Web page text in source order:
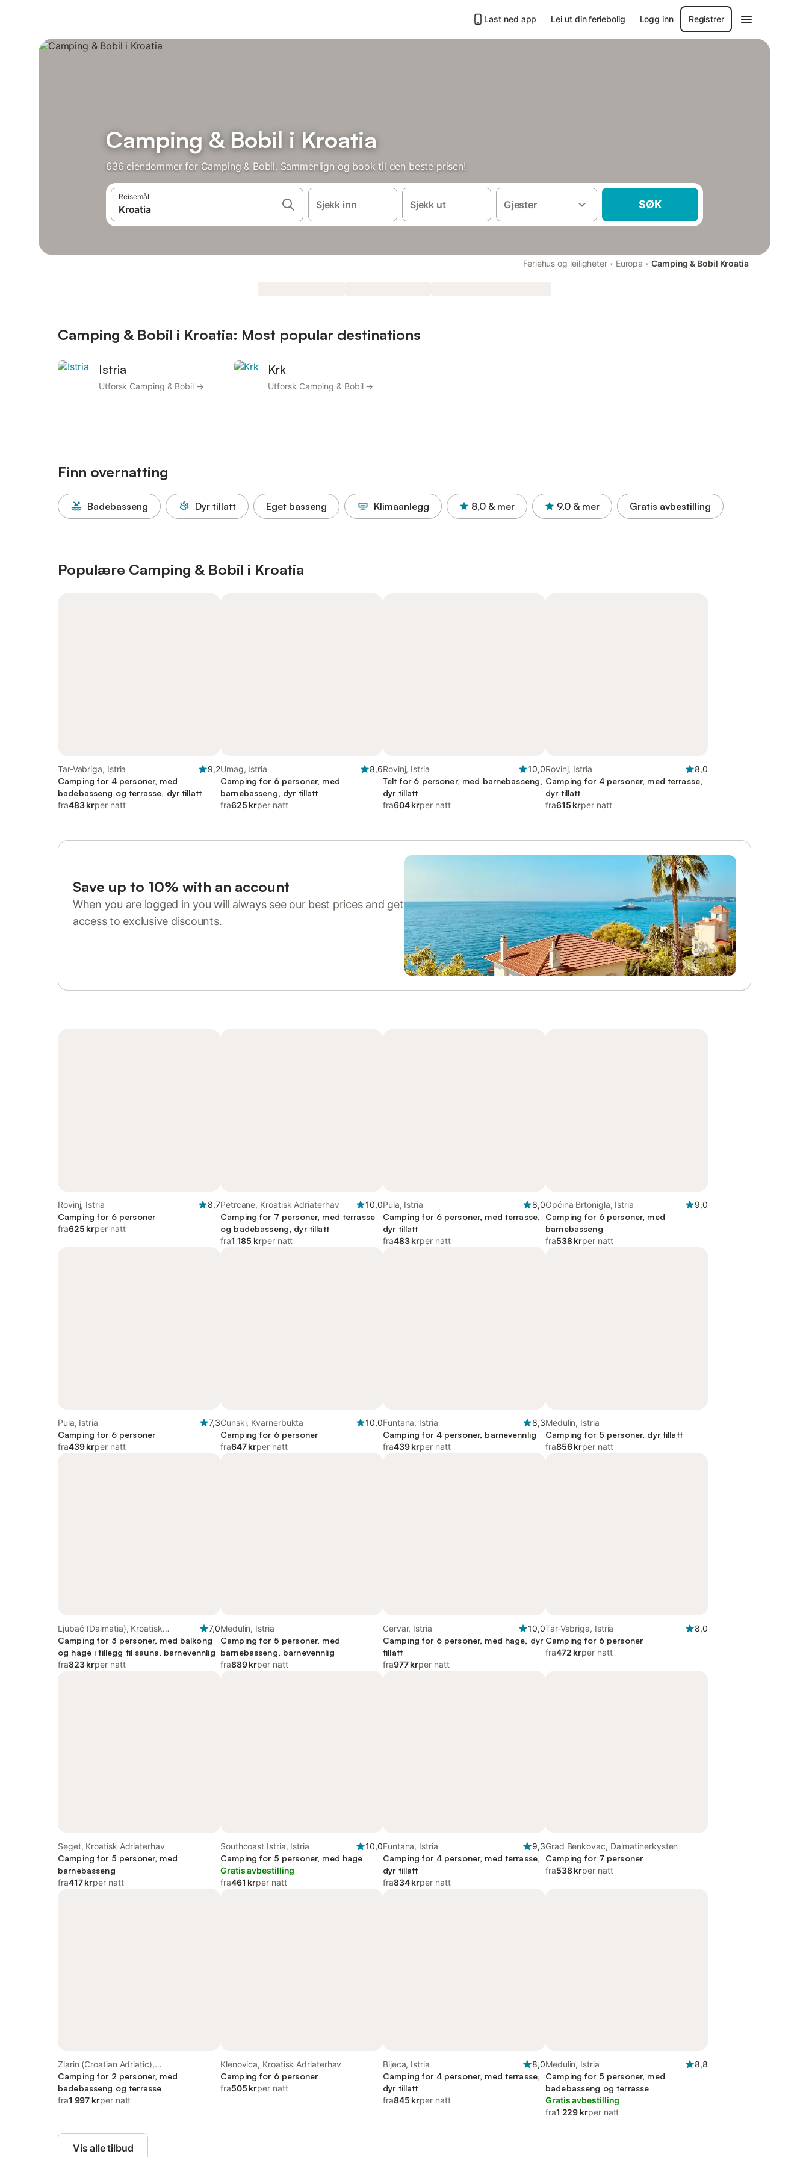
Last ned app Lei ut din feriebolig Logg inn Registrer
Camping & Bobil i Kroatia
636 eiendommer for Camping & Bobil. Sammenlign og book til den beste prisen!
Reisemål
Sjekk inn Sjekk ut Gjester SØK
Feriehus og leiligheter · Europa · Camping & Bobil Kroatia
Camping & Bobil i Kroatia: Most popular destinations
Istria
Utforsk Camping & Bobil →
Krk
Utforsk Camping & Bobil →
Finn overnatting
Badebasseng Dyr tillatt Eget basseng Klimaanlegg 8,0 & mer 9,0 & mer Gratis avbestilling
Populære Camping & Bobil i Kroatia
Tar-Vabriga, Istria
9,2
Camping for 4 personer, med
badebasseng og terrasse, dyr tillatt
fra483 krper natt
Umag, Istria
8,6
Camping for 6 personer, med
barnebasseng, dyr tillatt
fra625 krper natt
Rovinj, Istria
10,0
Telt for 6 personer, med barnebasseng,
dyr tillatt
fra604 krper natt
Rovinj, Istria
8,0
Camping for 4 personer, med terrasse,
dyr tillatt
fra615 krper natt
Save up to 10% with an account
When you are logged in you will always see our best prices and get
access to exclusive discounts.
Rovinj, Istria
8,7
Camping for 6 personer
fra625 krper natt
Petrcane, Kroatisk Adriaterhav
10,0
Camping for 7 personer, med terrasse
og badebasseng, dyr tillatt
fra1 185 krper natt
Pula, Istria
8,0
Camping for 6 personer, med terrasse,
dyr tillatt
fra483 krper natt
Općina Brtonigla, Istria
9,0
Camping for 6 personer, med
barnebasseng
fra538 krper natt
Pula, Istria
7,3
Camping for 6 personer
fra439 krper natt
Cunski, Kvarnerbukta
10,0
Camping for 6 personer
fra647 krper natt
Funtana, Istria
8,3
Camping for 4 personer, barnevennlig
fra439 krper natt
Medulin, Istria
Camping for 5 personer, dyr tillatt
fra856 krper natt
Ljubač (Dalmatia), Kroatisk
Adriaterhav
7,0
Camping for 3 personer, med balkong
og hage i tillegg til sauna, barnevennlig
fra823 krper natt
Medulin, Istria
Camping for 5 personer, med
barnebasseng, barnevennlig
fra889 krper natt
Cervar, Istria
10,0
Camping for 6 personer, med hage, dyr
tillatt
fra977 krper natt
Tar-Vabriga, Istria
8,0
Camping for 6 personer
fra472 krper natt
Seget, Kroatisk Adriaterhav
Camping for 5 personer, med
barnebasseng
fra417 krper natt
Southcoast Istria, Istria
10,0
Camping for 5 personer, med hage
Gratis avbestilling
fra461 krper natt
Funtana, Istria
9,3
Camping for 4 personer, med terrasse,
dyr tillatt
fra834 krper natt
Grad Benkovac, Dalmatinerkysten
Camping for 7 personer
fra538 krper natt
Zlarin (Croatian Adriatic),
Dalmatinerkysten
Camping for 2 personer, med
badebasseng og terrasse
fra1 997 krper natt
Klenovica, Kroatisk Adriaterhav
Camping for 6 personer
fra505 krper natt
Bijeca, Istria
8,0
Camping for 4 personer, med terrasse,
dyr tillatt
fra845 krper natt
Medulin, Istria
8,8
Camping for 5 personer, med
badebasseng og terrasse
Gratis avbestilling
fra1 229 krper natt
Vis alle tilbud